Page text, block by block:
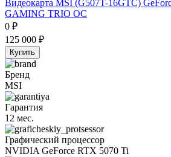
Видеокарта MSI (G507T-16GTC)
GAMING TRIO OC
0 ₽
125 000 ₽
Купить
Бренд
MSI
Гарантия
12 мес.
Графический процессор
NVIDIA GeForce RTX 5070 Ti